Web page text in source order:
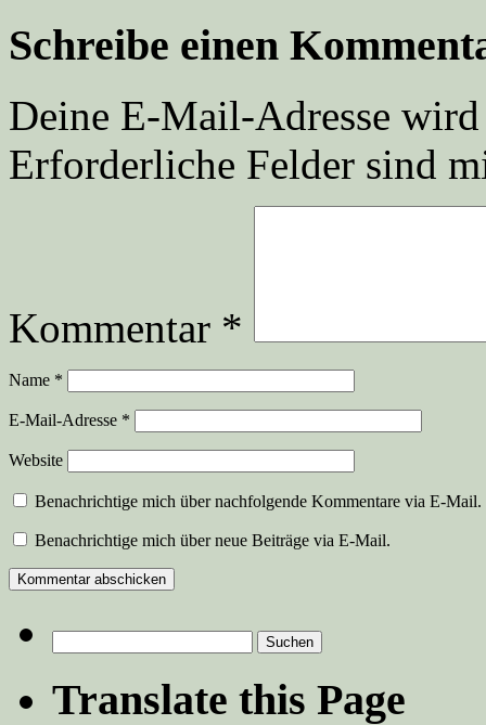
Schreibe einen
Deine E-Mail-Adresse
Erforderliche Felder sind
Kommentar *
Name *
E-Mail-Adresse *
Website
Benachrichtige mich über nachfolgende Kommentare via E-Mail.
Benachrichtige mich über neue Beiträge via E-Mail.
nach:
Translate this Page